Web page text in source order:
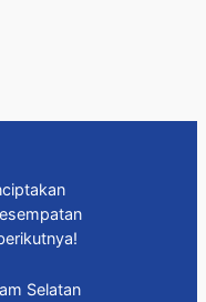
Selatan